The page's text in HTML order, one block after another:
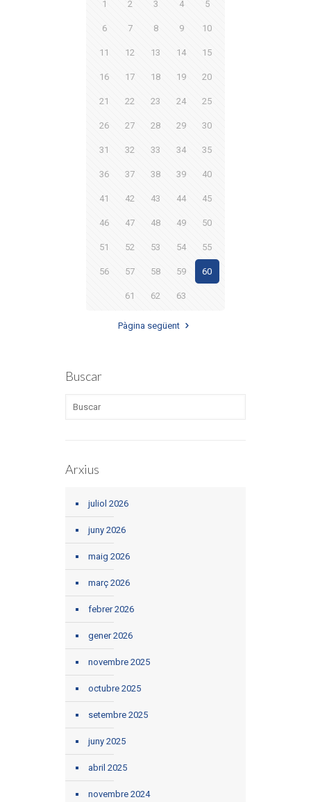
1 2 3 4 5
6 7 8 9 10
11 12 13 14 15
16 17 18 19 20
21 22 23 24 25
26 27 28 29 30
31 32 33 34 35
36 37 38 39 40
41 42 43 44 45
46 47 48 49 50
51 52 53 54 55
56 57 58 59 60
61 62 63
Pàgina següent
Buscar
Arxius
juliol 2026
juny 2026
maig 2026
març 2026
febrer 2026
gener 2026
novembre 2025
octubre 2025
setembre 2025
juny 2025
abril 2025
novembre 2024